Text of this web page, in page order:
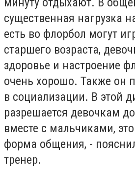
существенная нагрузка
есть во флорбол могут
старшего возраста,
здоровье и настроение
очень хорошо. Также он
в социализации. В этой
разрешается девочкам
вместе с мальчиками,
форма общения, -
тренер.